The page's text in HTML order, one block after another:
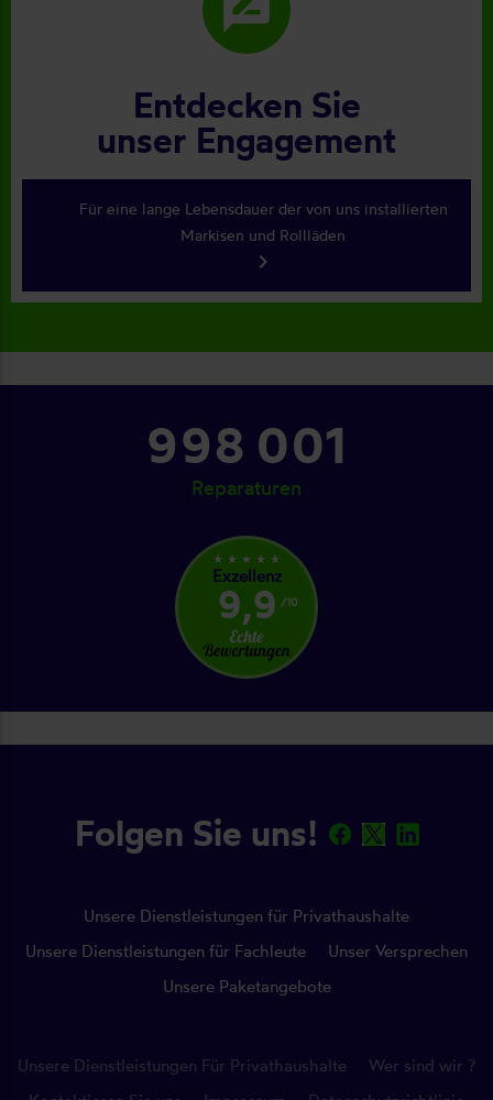
Entdecken Sie
unser Engagement
Für eine lange Lebensdauer der von uns installierten
Markisen und Rollläden
keyboard_arrow_right
1 067 001
Reparaturen
star_rate star_rate star_rate star_rate star_rate
Exzellenz
9,9 /10
Folgen Sie uns!
Unsere Dienstleistungen für Privathaushalte
Unsere Dienstleistungen für Fachleute
Unser Versprechen
Unsere Paketangebote
Unsere Dienstleistungen Für Privathaushalte
Wer sind wir ?